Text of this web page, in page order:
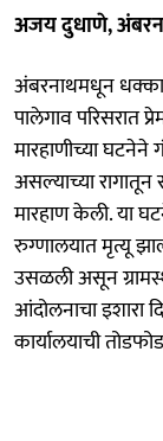
अजय दुधाणे,
अंबरनाथमधून
पालेगाव परिसरात
मारहाणीच्या
असल्याच्या
मारहाण केली. या
रुग्णालयात मृत्यू
उसळली असून
आंदोलनाचा इशारा
कार्यालयाची